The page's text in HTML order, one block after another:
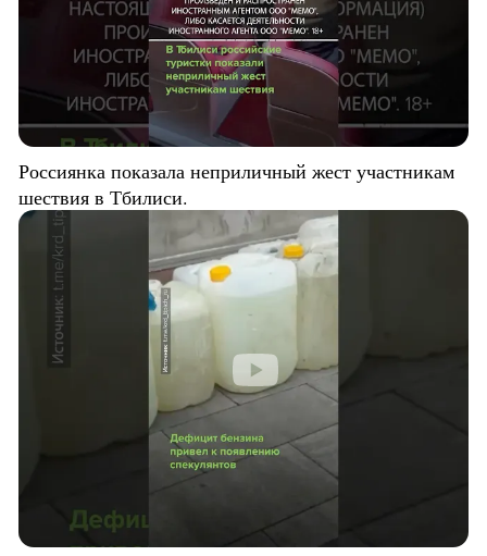
Россиянка показала неприличный жест участникам
шествия в Тбилиси.